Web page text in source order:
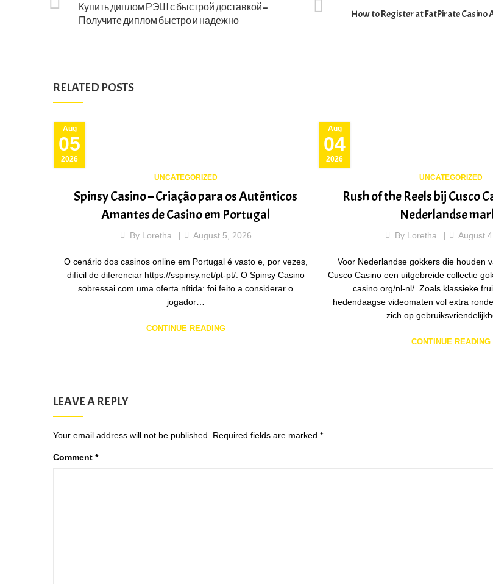
Купить диплом РЭШ с быстрой доставкой –
Получите диплом быстро и надежно
How to Register at FatPirate Casino
RELATED POSTS
05
Aug
2026
UNCATEGORIZED
Spinsy Casino – Criação para os Autênticos
Amantes de Casino em Portugal
By Loretha August 5, 2026
O cenário dos casinos online em Portugal é vasto e, por vezes,
difícil de diferenciar https://sspinsy.net/pt-pt/. O Spinsy Casino
sobressai com uma oferta nítida: foi feito a considerar o
jogador…
CONTINUE READING
04
Aug
2026
UNCATEGORIZED
Rush of the Reels bij Cusco
Nederlandse
By Loretha August
Voor Nederlandse gokkers die houden
Cusco Casino een uitgebreide collectie
casino.org/nl-nl/. Zoals klassieke
hedendaagse videomaten vol extra
zich op
CONTINUE READING
LEAVE A REPLY
Your email address will not be published. Required fields are marked *
Comment *